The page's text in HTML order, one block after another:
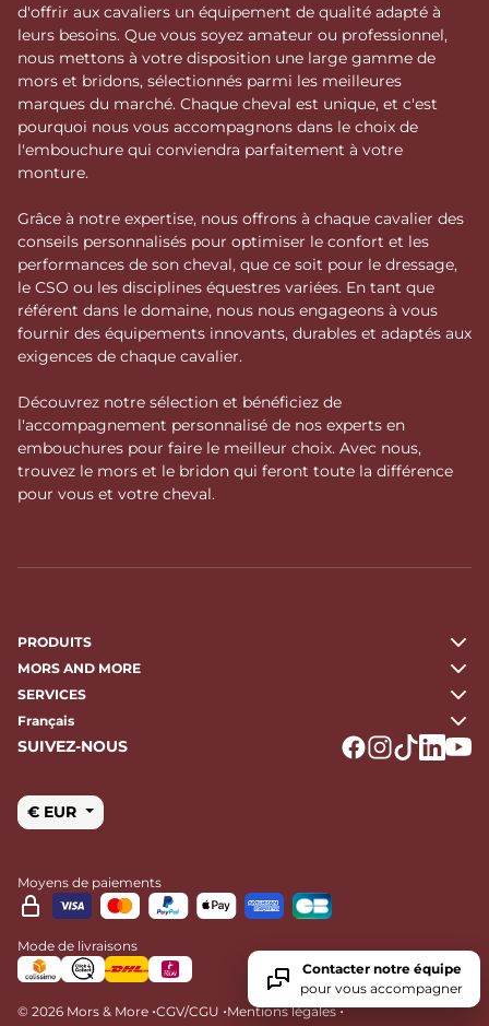
d'offrir aux cavaliers un équipement de qualité adapté à
leurs besoins. Que vous soyez amateur ou professionnel,
nous mettons à votre disposition une large gamme de
mors et bridons, sélectionnés parmi les meilleures
marques du marché. Chaque cheval est unique, et c'est
pourquoi nous vous accompagnons dans le choix de
l'embouchure qui conviendra parfaitement à votre
monture.
Grâce à notre expertise, nous offrons à chaque cavalier des
conseils personnalisés pour optimiser le confort et les
performances de son cheval, que ce soit pour le dressage,
le CSO ou les disciplines équestres variées. En tant que
référent dans le domaine, nous nous engageons à vous
fournir des équipements innovants, durables et adaptés aux
exigences de chaque cavalier.
Découvrez notre sélection et bénéficiez de
l'accompagnement personnalisé de nos experts en
embouchures pour faire le meilleur choix. Avec nous,
trouvez le mors et le bridon qui feront toute la différence
pour vous et votre cheval.
PRODUITS
MORS AND MORE
SERVICES
Français
SUIVEZ-NOUS
€ EUR
Moyens de paiements
Mode de livraisons
© 2026 Mors & More •CGV/CGU •Mentions légales•
Contacter notre équipe
pour vous accompagner